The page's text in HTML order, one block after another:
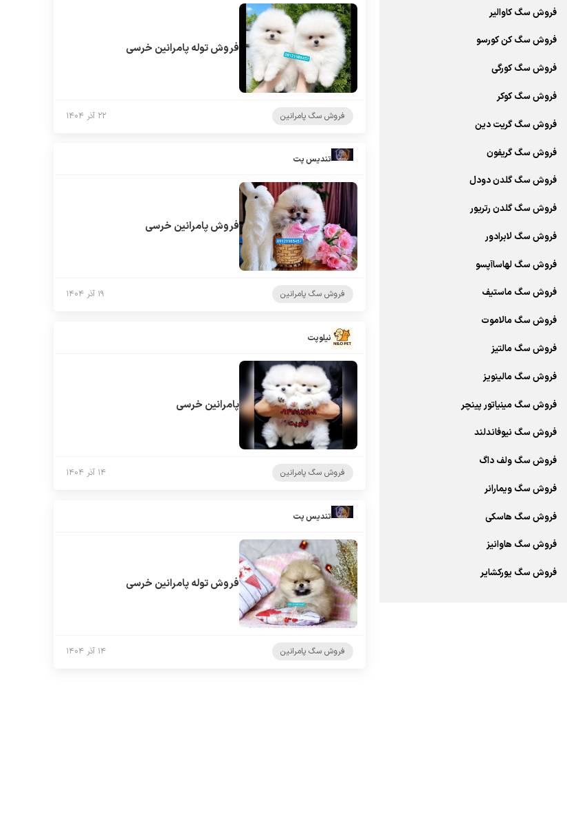
فروش سگ کاوالیر
فروش سگ کن کورسو
فروش سگ کورگی
فروش سگ کوکر
فروش سگ گریت دین
فروش سگ گریفون
فروش سگ گلدن دودل
فروش سگ گلدن رتریور
فروش سگ لابرادور
فروش سگ لهاساآپسو
فروش سگ ماستیف
فروش سگ مالاموت
فروش سگ مالتیز
فروش سگ مالینویز
فروش سگ مینیاتور پینچر
فروش سگ نیوفاندلند
فروش سگ ولف داگ
فروش سگ ویمارانر
فروش سگ هاسکی
فروش سگ هاوانیز
فروش سگ یورکشایر
فروش توله پامرانین خرسی
فروش سگ پامرانین ۲۲ آذر ۱۴۰۴
تندیس پت
فروش پامرانین خرسی
فروش سگ پامرانین ۱۹ آذر ۱۴۰۴
نیلوپت
پامرانین خرسی
فروش سگ پامرانین ۱۴ آذر ۱۴۰۴
تندیس پت
فروش توله پامرانین خرسی
فروش سگ پامرانین ۱۴ آذر ۱۴۰۴